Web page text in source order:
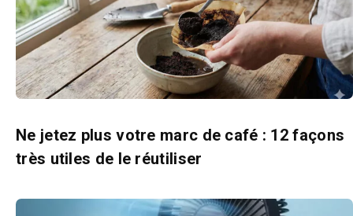
Ne jetez plus votre marc de café : 12 façons
très utiles de le réutiliser